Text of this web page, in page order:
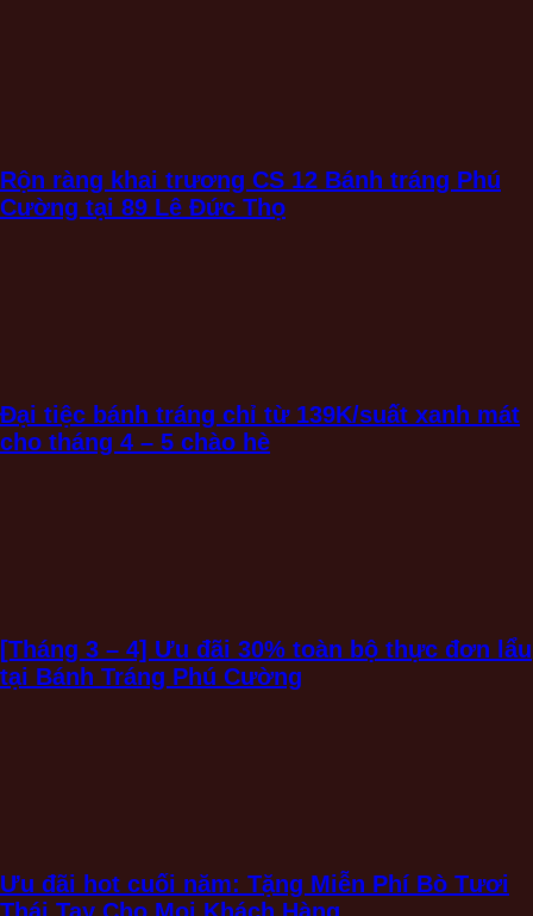
Rộn ràng khai trương CS 12 Bánh tráng Phú
Cường tại 89 Lê Đức Thọ
Đại tiệc bánh tráng chỉ từ 139K/suất xanh mát
cho tháng 4 – 5 chào hè
[Tháng 3 – 4] Ưu đãi 30% toàn bộ thực đơn lẩu
tại Bánh Tráng Phú Cường
Ưu đãi hot cuối năm: Tặng Miễn Phí Bò Tươi